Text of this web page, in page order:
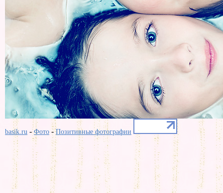
basik.ru -Фото -Позитивные фотографии